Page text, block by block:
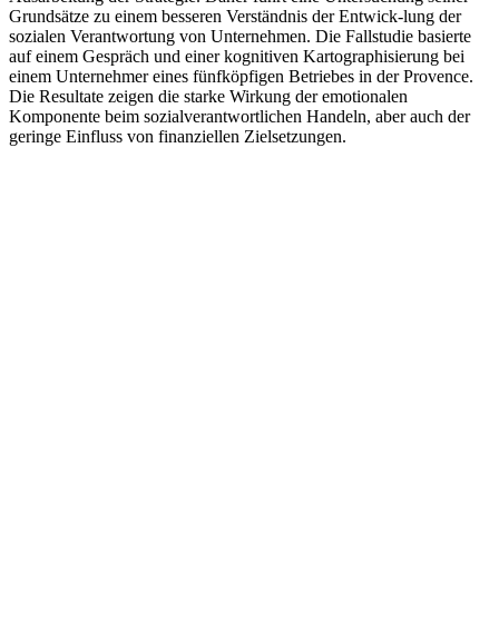
Grundsätze zu einem besseren Verständnis der Entwick-lung der
sozialen Verantwortung von Unternehmen. Die Fallstudie basierte
auf einem Gespräch und einer kognitiven Kartographisierung bei
einem Unternehmer eines fünfköpfigen Betriebes in der Provence.
Die Resultate zeigen die starke Wirkung der emotionalen
Komponente beim sozialverantwortlichen Handeln, aber auch der
geringe Einfluss von finanziellen Zielsetzungen.